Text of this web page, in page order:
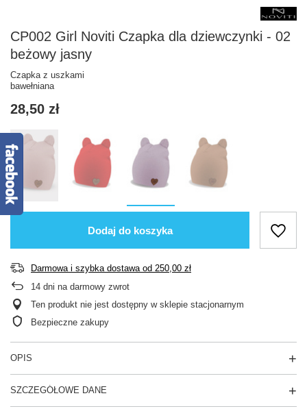
CP002 Girl Noviti Czapka dla dziewczynki - 02
beżowy jasny
Czapka z uszkami
bawełniana
28,50 zł
Dodaj do koszyka
Darmowa i szybka dostawaod 250,00 zł
14 dni na darmowy zwrot
Ten produkt nie jest dostępny w sklepie stacjonarnym
Bezpieczne zakupy
OPIS
SZCZEGÓŁOWE DANE